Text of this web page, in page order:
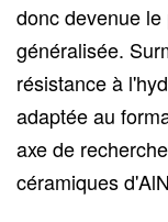
donc devenue
généralisée.
résistance à
adaptée au
axe de
céramiques